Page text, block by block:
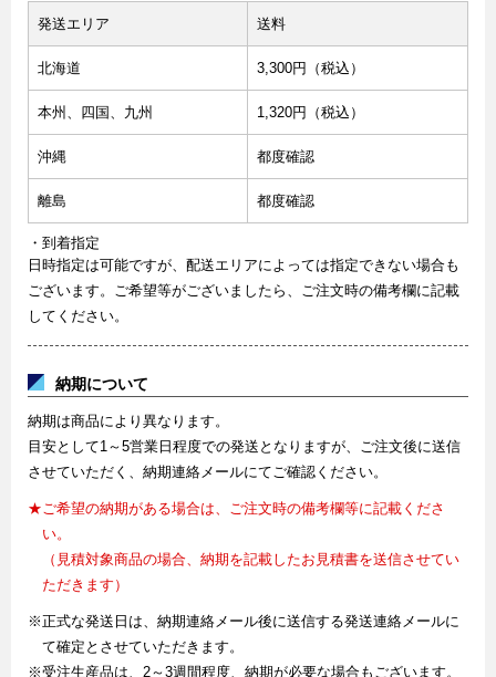
発送エリア 送料
北海道 3,300円（税込）
本州、四国、九州 1,320円（税込）
沖縄 都度確認
離島 都度確認
・到着指定
日時指定は可能ですが、配送エリアによっては指定できない場合も
ございます。ご希望等がございましたら、ご注文時の備考欄に記載
してください。
納期について
納期は商品により異なります。
目安として1～5営業日程度での発送となりますが、ご注文後に送信
させていただく、納期連絡メールにてご確認ください。
★ご希望の納期がある場合は、ご注文時の備考欄等に記載くださ
い。
（見積対象商品の場合、納期を記載したお見積書を送信させてい
ただきます）
※正式な発送日は、納期連絡メール後に送信する発送連絡メールに
て確定とさせていただきます。
※受注生産品は、2～3週間程度、納期が必要な場合もございます。